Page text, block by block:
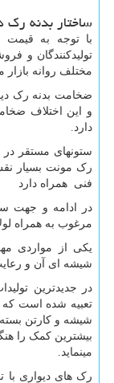
ساختار بدنه رک
با توجه به قیمت
تولیدکنندگان و
مختلف روانه بازار
و این اختلاف
دارد.
ستونهای مستقر
رک مونت بسیار
فنی همراه دارد
در ادامه و جهت
مرغوب به همراه
یکی از مواردی
شیشه ای آن و
در جدیدترین
تعبیه شده است که
شیشه و کارتن
بیشترین کمک را
مینماید.
رک های دیواری با